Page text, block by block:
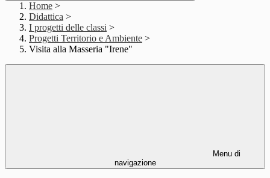
Home >
Didattica >
I progetti delle classi >
Progetti Territorio e Ambiente >
Visita alla Masseria "Irene"
Menu di
navigazione